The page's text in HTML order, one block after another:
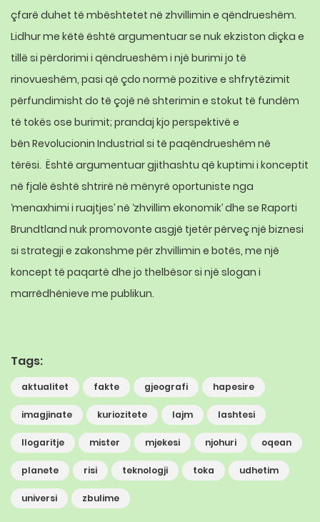
çfarë duhet të mbështetet në zhvillimin e qëndrueshëm.
Lidhur me këtë është argumentuar se nuk ekziston diçka e
tillë si përdorimi i qëndrueshëm i një burimi jo të
rinovueshëm, pasi që çdo normë pozitive e shfrytëzimit
përfundimisht do të çojë në shterimin e stokut të fundëm
të tokës ose burimit; prandaj kjo perspektivë e
bën Revolucionin Industrial si të paqëndrueshëm në
tërësi. Është argumentuar gjithashtu që kuptimi i konceptit
në fjalë është shtrirë në mënyrë oportuniste nga
‘menaxhimi i ruajtjes’ në ‘zhvillim ekonomik’ dhe se Raporti
Brundtland nuk promovonte asgjë tjetër përveç një biznesi
si strategji e zakonshme për zhvillimin e botës, me një
koncept të paqartë dhe jo thelbësor si një slogan i
marrëdhënieve me publikun.
Tags:
aktualitet fakte gjeografi hapesire
imagjinate kuriozitete lajm lashtesi
llogaritje mister mjekesi njohuri oqean
planete risi teknologji toka udhetim
universi zbulime